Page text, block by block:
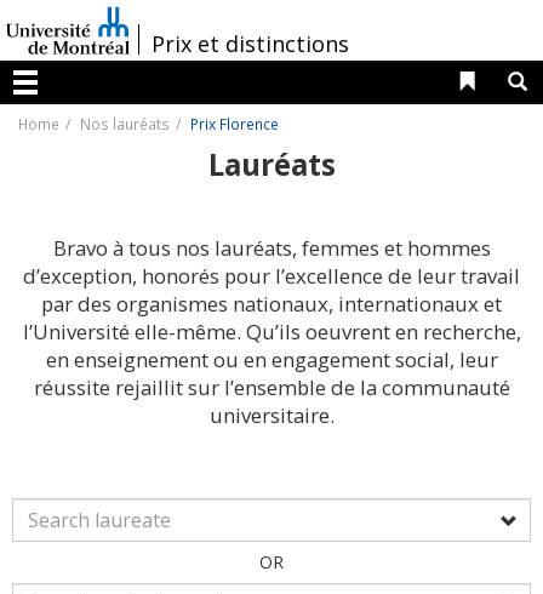
au
contenu
/Prix et distinctions
Menu
Liens
Home Nos lauréats Prix Florence
Lauréats
Bravo à tous nos lauréats, femmes et hommes
d’exception, honorés pour l’excellence de leur travail
par des organismes nationaux, internationaux et
l’Université elle-même. Qu’ils oeuvrent en recherche,
en enseignement ou en engagement social, leur
réussite rejaillit sur l’ensemble de la communauté
universitaire.
OR